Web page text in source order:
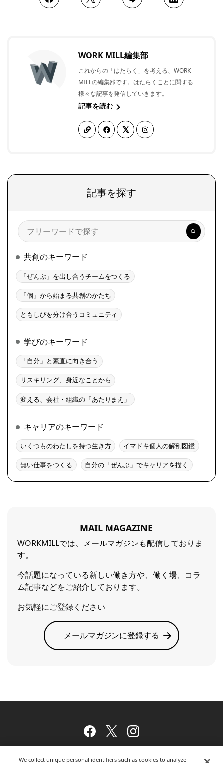
WORK MILL編集部
これからの「はたらく」を考える、WORK
MILLの編集部です。はたらくことに関する
様々な記事を発信していきます。
記事を読む
記事を探す
検
索
共創のキーワード
「ぜんぶ」を出し合うチームをつくる
「個」から始まる共創のかたち
ともしびを分け合うコミュニティ
学びのキーワード
「自分」と素直に向き合う
リスキリング、身近なことから
変える、会社・組織の「あたりまえ」
キャリアのキーワード
いくつものわたしを持つ生き方 イマドキ個人の解剖図鑑
無い仕事をつくる 自分の「ぜんぶ」でキャリアを描く
MAIL MAGAZINE
WORKMILLでは、メールマガジンも配信しておりま
す。
今話題になっている新しい働き方や、働く場、コラ
ム記事などをご紹介しております。
お気軽にご登録ください
メールマガジンに登録する
Facebook
TwitterInstagram
We collect unique personal identifiers such as cookies to analyze